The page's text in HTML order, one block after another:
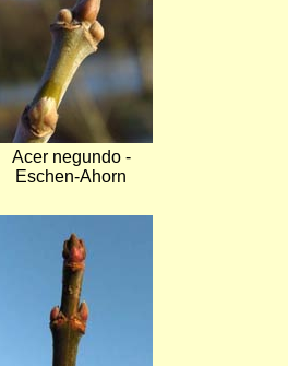
Acer negundo -
Eschen-Ahorn